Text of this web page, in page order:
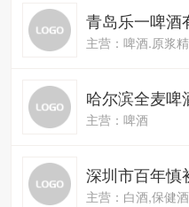
青岛乐一啤酒
主营：啤酒.原浆
哈尔滨全麦啤
主营：啤酒
深圳市百年慎
主营：白酒,保健